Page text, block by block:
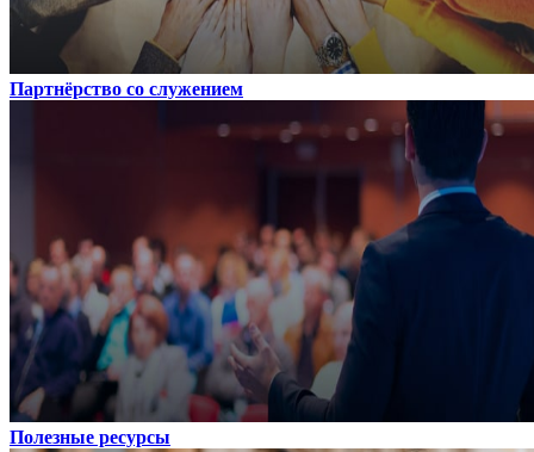
Партнёрство со служением
Полезные ресурсы